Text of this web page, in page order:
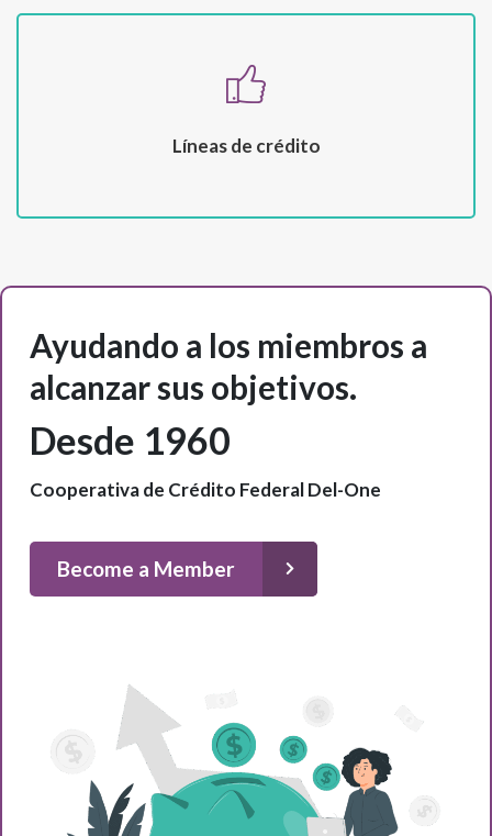
Líneas de crédito
Ayudando a los miembros a
alcanzar sus objetivos.
Desde 1960
Cooperativa de Crédito Federal Del-One
Become a Member